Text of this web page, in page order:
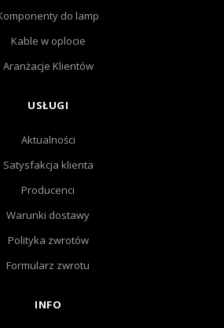
do lamp
Kable w oplocie
Aranżacje Klientów
USŁUGI
Aktualności
Satysfakcja klienta
Producenci
Warunki dostawy
Polityka zwrotów
Formularz zwrotu
INFO